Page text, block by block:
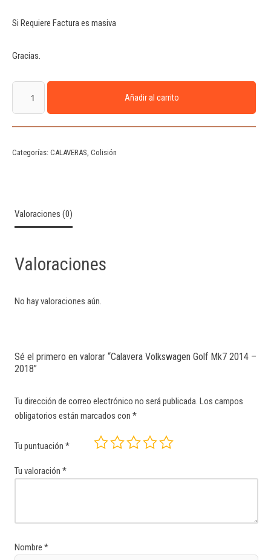
Si Requiere Factura es masiva
Gracias.
Añadir al carrito
Categorías: CALAVERAS Colisión
Valoraciones (0)
Valoraciones
No hay valoraciones aún.
Sé el primero en valorar “Calavera Volkswagen Golf Mk7 2014 –
2018”
Tu dirección de correo electrónico no será publicada. Los campos
obligatorios están marcados con *
Tu puntuación *
Tu valoración *
Nombre *